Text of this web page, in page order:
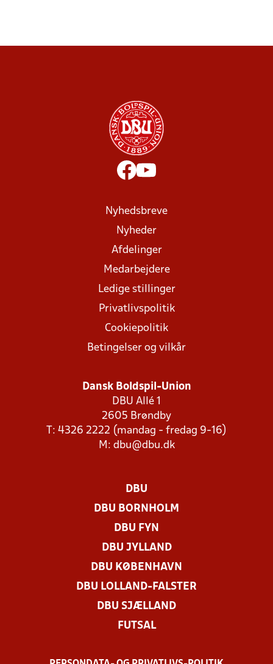
Nyhedsbreve
Nyheder
Afdelinger
Medarbejdere
Ledige stillinger
Privatlivspolitik
Cookiepolitik
Betingelser og vilkår
Dansk Boldspil-Union
DBU Allé 1
2605 Brøndby
T: 4326 2222 (mandag - fredag 9-16)
M: dbu@dbu.dk
DBU
DBU BORNHOLM
DBU FYN
DBU JYLLAND
DBU KØBENHAVN
DBU LOLLAND-FALSTER
DBU SJÆLLAND
FUTSAL